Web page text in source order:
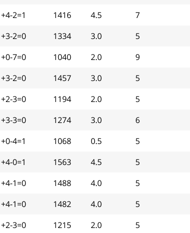
7
4.5
1416
+4-2=1
5
3.0
1334
+3-2=0
9
2.0
1040
+0-7=0
5
3.0
1457
+3-2=0
5
2.0
1194
+2-3=0
6
3.0
1274
+3-3=0
5
0.5
1068
+0-4=1
5
4.5
1563
+4-0=1
5
4.0
1488
+4-1=0
5
4.0
1482
+4-1=0
5
2.0
1215
+2-3=0